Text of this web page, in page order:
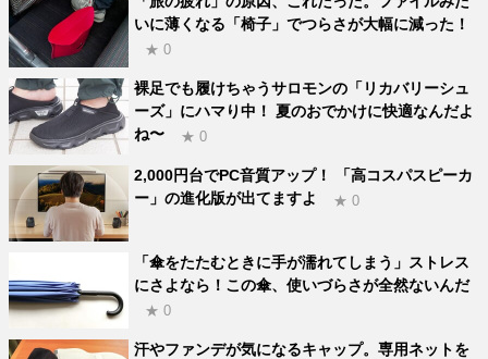
いに薄くなる「椅子」でつらさが大幅に減った！
★ 0
裸足でも履けちゃうサロモンの「リカバリーシュ
ーズ」にハマり中！ 夏のおでかけに快適なんだよ
ね〜
★ 0
2,000円台でPC音質アップ！ 「高コスパスピーカ
ー」の進化版が出てますよ
★ 0
「傘をたたむときに手が濡れてしまう」ストレス
にさよなら！この傘、使いづらさが全然ないんだ
★ 0
汗やファンデが気になるキャップ。専用ネットを